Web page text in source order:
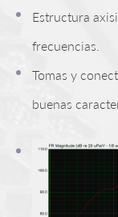
Estructura
frecuencias.
Tomas y
buenas